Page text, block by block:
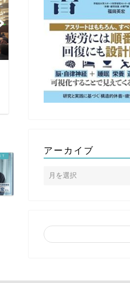
講演・セミナー
【セミナー追加開催】居眠り運
転防止！睡眠の質改善セミナー
（WEB開催）
アーカイブ